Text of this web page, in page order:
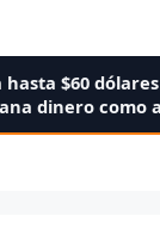
hasta $60
dinero como